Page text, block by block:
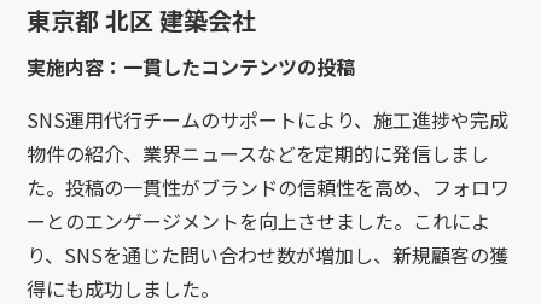
東京都 北区 建築会社
実施内容：一貫したコンテンツの投稿
SNS運用代行チームのサポートにより、施工進捗や完成
物件の紹介、業界ニュースなどを定期的に発信しまし
た。投稿の一貫性がブランドの信頼性を高め、フォロワ
ーとのエンゲージメントを向上させました。これによ
り、SNSを通じた問い合わせ数が増加し、新規顧客の獲
得にも成功しました。